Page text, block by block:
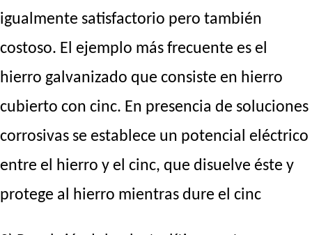
igualmente satisfactorio pero también
costoso. El ejemplo más frecuente es el
hierro galvanizado que consiste en hierro
cubierto con cinc. En presencia de soluciones
corrosivas se establece un potencial eléctrico
entre el hierro y el cinc, que disuelve éste y
protege al hierro mientras dure el cinc